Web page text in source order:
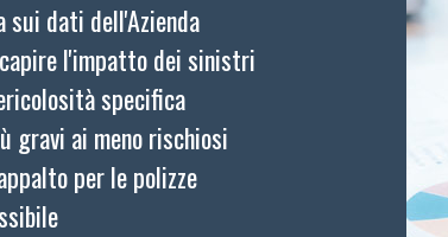
dati dell'Azienda
l'impatto dei sinistri
specifica
gravi ai meno rischiosi
per le polizze